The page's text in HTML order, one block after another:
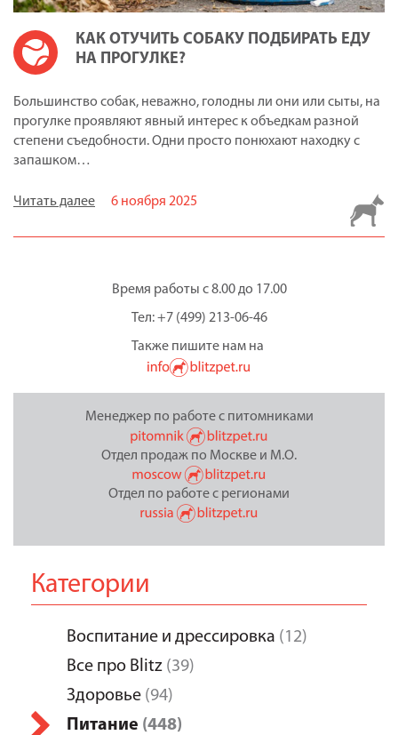
КАК ОТУЧИТЬ СОБАКУ ПОДБИРАТЬ ЕДУ
НА ПРОГУЛКЕ?
Большинство собак, неважно, голодны ли они или сыты, на
прогулке проявляют явный интерес к объедкам разной
степени съедобности. Одни просто понюхают находку с
запашком…
Читать далее 6 ноября 2025
Время работы с 8.00 до 17.00
Тел: +7 (499) 213-06-46
Также пишите нам на
Менеджер по работе с питомниками
Отдел продаж по Москве и М.О.
Отдел по работе с регионами
Категории
Воспитание и дрессировка (12)
Все про Blitz (39)
Здоровье (94)
Питание (448)